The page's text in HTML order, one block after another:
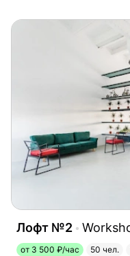
Лофт №2
от 3 500 ₽/час 50 чел.